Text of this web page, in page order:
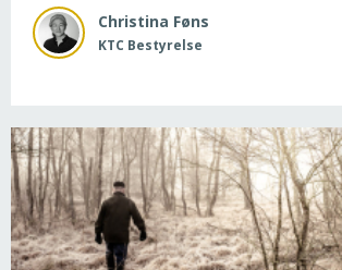
Christina Føns
KTC Bestyrelse